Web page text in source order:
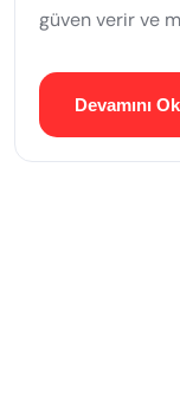
güven verir ve
Devamını